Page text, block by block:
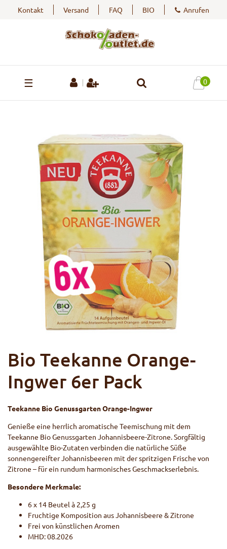
Kontakt Versand FAQ BIO Anrufen
☰ 0
Bio Teekanne Orange-
Ingwer 6er Pack
Teekanne Bio Genussgarten Orange-Ingwer
Genieße eine herrlich aromatische Teemischung mit dem
Teekanne Bio Genussgarten Johannisbeere-Zitrone. Sorgfältig
ausgewählte Bio-Zutaten verbinden die natürliche Süße
sonnengereifter Johannisbeeren mit der spritzigen Frische von
Zitrone – für ein rundum harmonisches Geschmackserlebnis.
Besondere Merkmale:
6 x 14 Beutel à 2,25 g
Fruchtige Komposition aus Johannisbeere & Zitrone
Frei von künstlichen Aromen
MHD: 08.2026